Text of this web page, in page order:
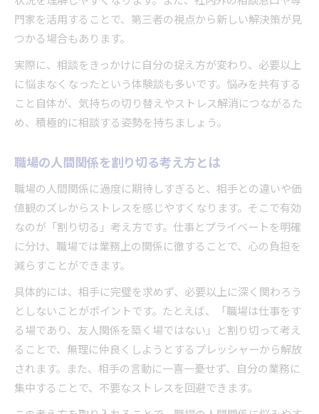
門家を活用することで、第三者の視点から新しい解決策が見
つかる場合もあります。
実際に、相談をきっかけに自分の捉え方が変わり、必要以上
に悩まなくなったという体験談も多いです。悩みを共有する
こと自体が、気持ちの切り替えやストレス解消につながるた
め、積極的に相談する姿勢を持ちましょう。
職場の人間関係を割り切る考え方とは
職場の人間関係に過度に期待しすぎると、相手との違いや価
値観のズレからストレスを感じやすくなります。そこで有効
なのが「割り切る」考え方です。仕事とプライベートを明確
に分け、職場では業務上の関係に徹することで、心の負担を
減らすことができます。
具体的には、相手に完璧を求めず、必要以上に深く関わろう
としないことがポイントです。たとえば、「職場は仕事をす
る場であり、友人関係を築く場ではない」と割り切って考え
ることで、無理に仲良くしようとするプレッシャーから解放
されます。また、相手の言動に一喜一憂せず、自分の業務に
集中することで、不要なストレスを回避できます。